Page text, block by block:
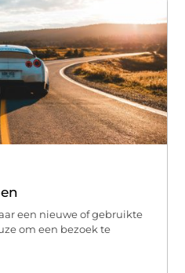
een nieuwe of gebruikte
om een bezoek te